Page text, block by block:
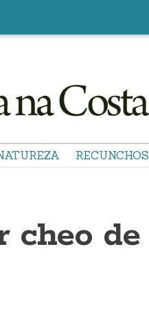
RECUNCHOS
cheo de